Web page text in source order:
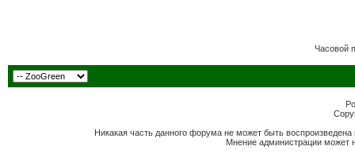
Часовой
Никакая часть данного форума не может быть
Мнение администрации может